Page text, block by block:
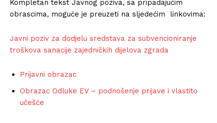
Kompletan tekst Javnog poziva, sa pripadajućim
obrascima, moguće je preuzeti na sljedećim linkovima:
Javni poziv za dodjelu sredstava za subvencioniranje
troškova sanacije zajedničkih dijelova zgrada
Prijavni obrazac
Obrazac Odluke EV – podnošenje prijave i vlastito
učešće